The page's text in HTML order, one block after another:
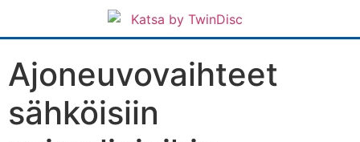
Ajoneuvovaihteet
sähköisiin